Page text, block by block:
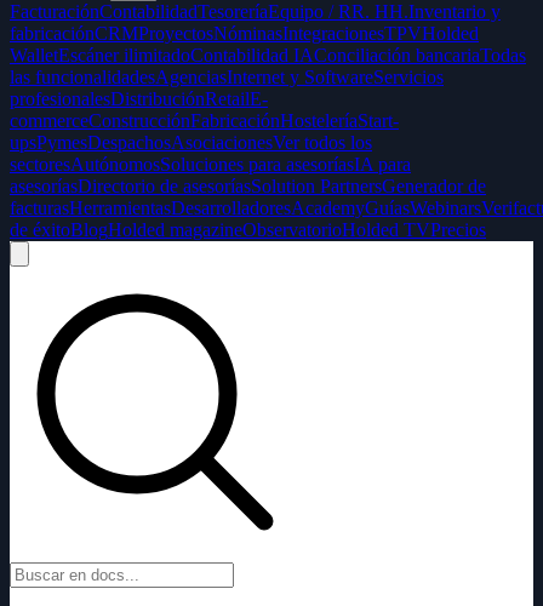
FacturaciónContabilidadTesoreríaEquipo / RR. HH.Inventario y
fabricaciónCRMProyectosNóminasIntegracionesTPVHolded
WalletEscáner ilimitadoContabilidad IAConciliación bancariaTodas
las funcionalidadesAgenciasInternet y SoftwareServicios
profesionalesDistribuciónRetailE-
commerceConstrucciónFabricaciónHosteleríaStart-
upsPymesDespachosAsociacionesVer todos los
sectoresAutónomosSoluciones para asesoríasIA para
asesoríasDirectorio de asesoríasSolution PartnersGenerador de
facturasHerramientasDesarrolladoresAcademyGuíasWebinars
de éxitoBlogHolded magazineObservatorioHolded TVPrecios